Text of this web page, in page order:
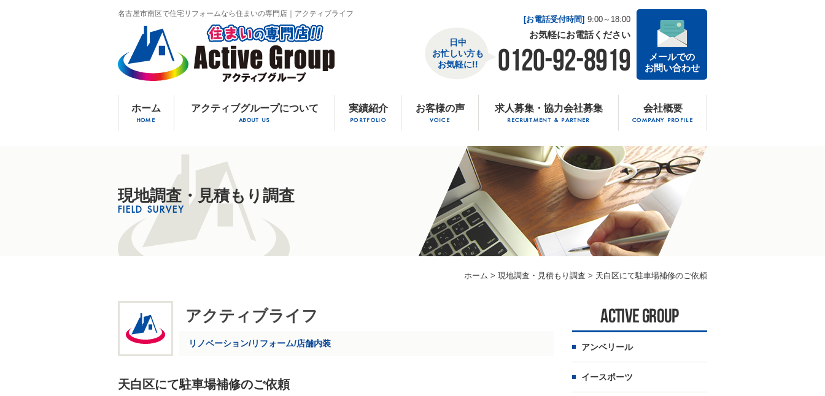
名古屋市南区で住宅リフォームなら住まいの専門店｜アクティブライフ
[お電話受付時間] 9:00～18:00
お気軽にお電話ください
0120-92-8919
日中
お忙しい方も
お気軽に!!
メールでの
お問い合わせ
ホーム
HOME
アクティブグループについて
ABOUT US
実績紹介
PORTFOLIO
お客様の声
VOICE
求人募集・協力会社募集
RECRUITMENT & PARTNER
会社概要
COMPANY PROFILE
現地調査・見積もり調査
FIELD SURVEY
ホーム > 現地調査・見積もり調査 > 天白区にて駐車場補修のご依頼
アクティブライフ
リノベーション/リフォーム/店舗内装
天白区にて駐車場補修のご依頼
ACTIVE GROUP
アンベリール
イースポーツ